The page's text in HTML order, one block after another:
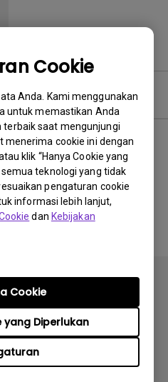
Cookie
Anda. Kami menggunakan
untuk memastikan Anda
saat mengunjungi
menerima cookie ini dengan
klik “Hanya Cookie yang
teknologi yang tidak
pengaturan cookie
informasi lebih lanjut,
dan Kebijakan
yang Diperlukan
Cookie
lunak
terkait